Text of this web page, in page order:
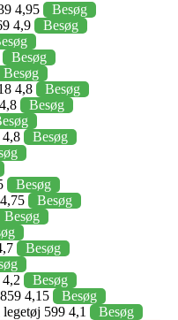
4,95
Besøg
4,9
Besøg
Besøg
Besøg
4,8
Besøg
Besøg
Besøg
Besøg
Besøg
Besøg
Besøg
Besøg
4,15
Besøg
599 4,1
Besøg